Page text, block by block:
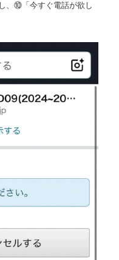
、⑩「今すぐ電話が欲し